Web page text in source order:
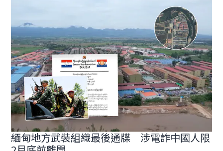
緬甸地方武裝組織最後通牒 涉電詐中國人限